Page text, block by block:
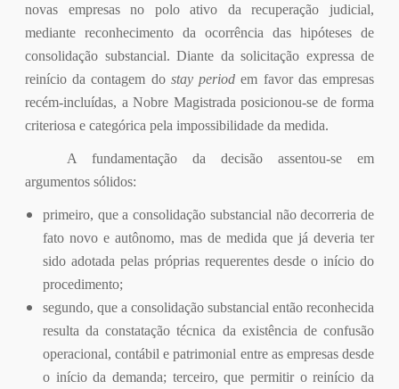
novas empresas no polo ativo da recuperação judicial,
mediante reconhecimento da ocorrência das hipóteses de
consolidação substancial. Diante da solicitação expressa de
reinício da contagem do stay period em favor das empresas
recém-incluídas, a Nobre Magistrada posicionou-se de forma
criteriosa e categórica pela impossibilidade da medida.
A fundamentação da decisão assentou-se em
argumentos sólidos:
primeiro, que a consolidação substancial não decorreria de
fato novo e autônomo, mas de medida que já deveria ter
sido adotada pelas próprias requerentes desde o início do
procedimento;
segundo, que a consolidação substancial então reconhecida
resulta da constatação técnica da existência de confusão
operacional, contábil e patrimonial entre as empresas desde
o início da demanda; terceiro, que permitir o reinício da